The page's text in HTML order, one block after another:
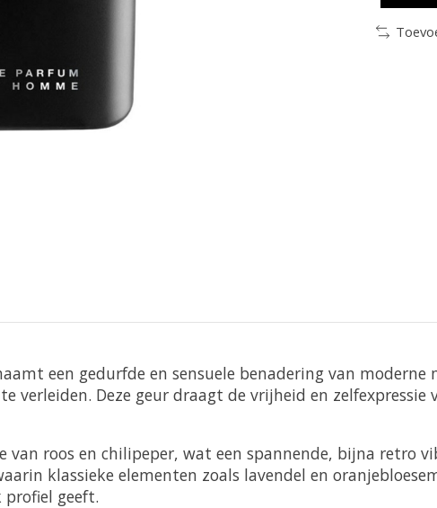
een gedurfde en sensuele benadering van
verleiden. Deze geur draagt de vrijheid en
van roos en chilipeper, wat een spannende, bijna retro
klassieke elementen zoals lavendel en
geeft.